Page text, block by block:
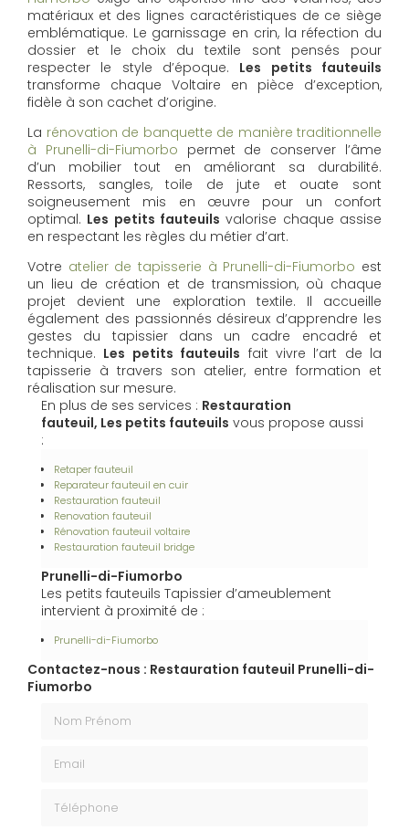
matériaux et des lignes caractéristiques de ce siège
emblématique. Le garnissage en crin, la réfection du
dossier et le choix du textile sont pensés pour
respecter le style d’époque. Les petits fauteuils
transforme chaque Voltaire en pièce d’exception,
fidèle à son cachet d’origine.
La rénovation de banquette de manière traditionnelle
à Prunelli-di-Fiumorbo permet de conserver l’âme
d’un mobilier tout en améliorant sa durabilité.
Ressorts, sangles, toile de jute et ouate sont
soigneusement mis en œuvre pour un confort
optimal. Les petits fauteuils valorise chaque assise
en respectant les règles du métier d’art.
Votre atelier de tapisserie à Prunelli-di-Fiumorbo est
un lieu de création et de transmission, où chaque
projet devient une exploration textile. Il accueille
également des passionnés désireux d’apprendre les
gestes du tapissier dans un cadre encadré et
technique. Les petits fauteuils fait vivre l’art de la
tapisserie à travers son atelier, entre formation et
réalisation sur mesure.
En plus de ses services : Restauration
fauteuil, Les petits fauteuils vous propose aussi
:
Retaper fauteuil
Reparateur fauteuil en cuir
Restauration fauteuil
Renovation fauteuil
Rénovation fauteuil voltaire
Restauration fauteuil bridge
Prunelli-di-Fiumorbo
Les petits fauteuils Tapissier d’ameublement
intervient à proximité de :
Prunelli-di-Fiumorbo
Contactez-nous : Restauration fauteuil Prunelli-di-
Fiumorbo